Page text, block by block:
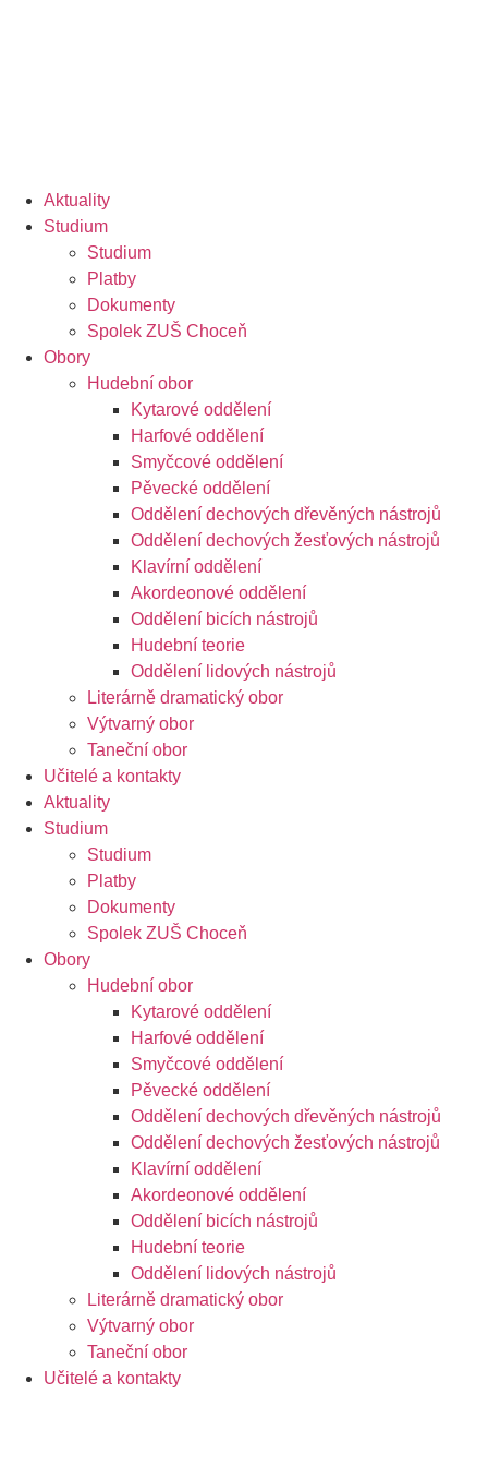
Aktuality
Studium
Studium
Platby
Dokumenty
Spolek ZUŠ Choceň
Obory
Hudební obor
Kytarové oddělení
Harfové oddělení
Smyčcové oddělení
Pěvecké oddělení
Oddělení dechových dřevěných nástrojů
Oddělení dechových žesťových nástrojů
Klavírní oddělení
Akordeonové oddělení
Oddělení bicích nástrojů
Hudební teorie
Oddělení lidových nástrojů
Literárně dramatický obor
Výtvarný obor
Taneční obor
Učitelé a kontakty
Aktuality
Studium
Studium
Platby
Dokumenty
Spolek ZUŠ Choceň
Obory
Hudební obor
Kytarové oddělení
Harfové oddělení
Smyčcové oddělení
Pěvecké oddělení
Oddělení dechových dřevěných nástrojů
Oddělení dechových žesťových nástrojů
Klavírní oddělení
Akordeonové oddělení
Oddělení bicích nástrojů
Hudební teorie
Oddělení lidových nástrojů
Literárně dramatický obor
Výtvarný obor
Taneční obor
Učitelé a kontakty